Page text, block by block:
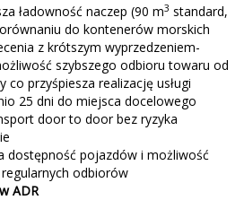
ładowność naczep (90 m3 standard,
do kontenerów morskich
z krótszym wyprzedzeniem-
szybszego odbioru towaru od
co przyśpiesza realizację usługi
25 dni do miejsca docelowego
door to door bez ryzyka
dostępność pojazdów i możliwość
odbiorów
ADR